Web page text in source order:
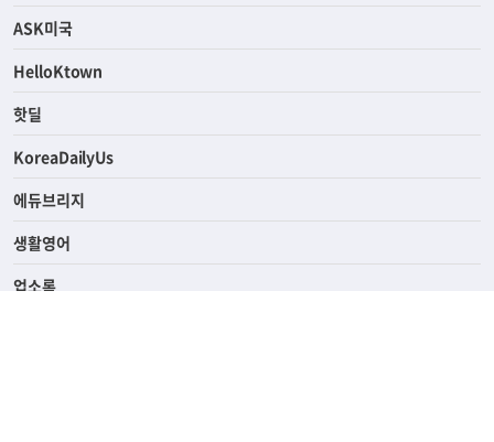
ASK미국
HelloKtown
핫딜
KoreaDailyUs
에듀브리지
생활영어
업소록